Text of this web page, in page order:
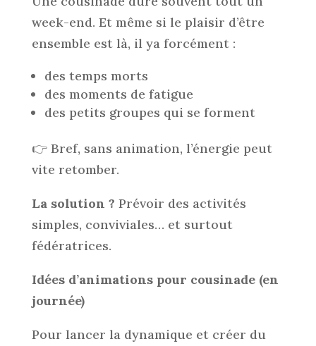
week-end. Et même si le plaisir d’être
ensemble est là, il ya forcément :
des temps morts
des moments de fatigue
des petits groupes qui se forment
👉 Bref, sans animation, l’énergie peut
vite retomber.
La solution ? Prévoir des activités
simples, conviviales… et surtout
fédératrices.
Idées d’animations pour cousinade (en
journée)
Pour lancer la dynamique et créer du